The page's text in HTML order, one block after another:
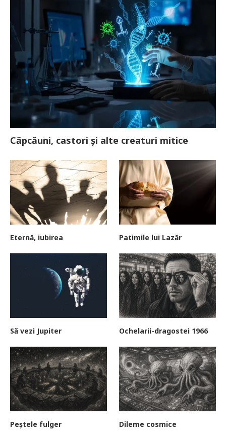
Căpcăuni, castori și alte creaturi mitice
Eternă, iubirea Patimile lui Lazăr
Să vezi Jupiter Ochelarii-dragostei 1966
Peștele fulger Dileme cosmice